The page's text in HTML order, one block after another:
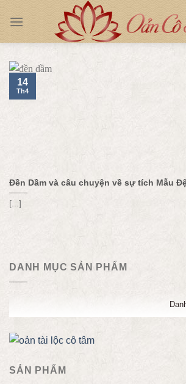
Đền Dầm và câu chuyện về sự tích Mẫu
[...]
14
Th4
DANH MỤC SẢN PHẨM
SẢN PHẨM